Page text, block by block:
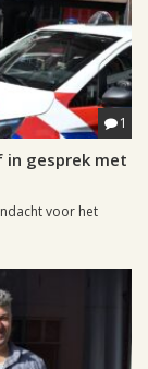
1
in gesprek met
voor het